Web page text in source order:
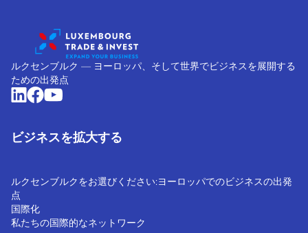
ルクセンブルク ― ヨーロッパ、そして世界でビジネスを展開する
ための出発点
ビジネスを拡大する
ルクセンブルクをお選びください:ヨーロッパでのビジネスの出発
点
国際化
私たちの国際的なネットワーク